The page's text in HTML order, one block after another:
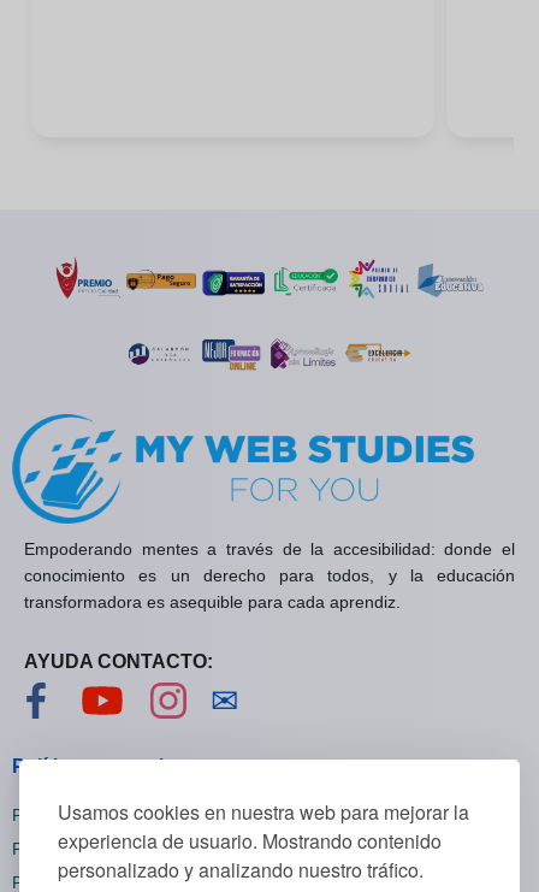
Usamos cookies en nuestra web para mejorar la
experiencia de usuario. Mostrando contenido
personalizado y analizando nuestro tráfico.
Empoderando mentes a través de la accesibilidad: donde el
conocimiento es un derecho para todos, y la educación
transformadora es asequible para cada aprendiz.
AYUDA CONTACTO:
Visítanos en Facebook
Visítanos en YouTube
Visítanos en Instagram
✉
Políticas generales
Políticas de privacidad
Políticas de cookies
Políticas de reembolsos